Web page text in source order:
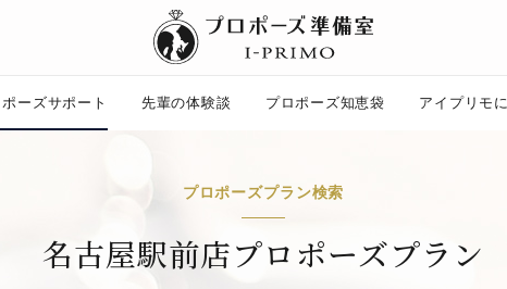
ーズサポート 先輩の体験談 プロポーズ知恵袋 アイプリモ
プロポーズプラン検索
名古屋駅前店プロポーズプラン
婚約指輪選び方ガイド